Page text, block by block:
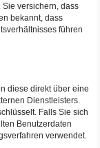
versichern, dass
bekannt, dass
führen
diese direkt über eine
Dienstleisters.
Falls Sie sich
Benutzerdaten
verwendet.